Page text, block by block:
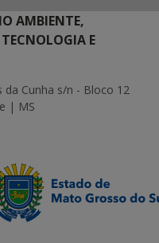
AMBIENTE,
E
da Cunha s/n - Bloco 12
| MS